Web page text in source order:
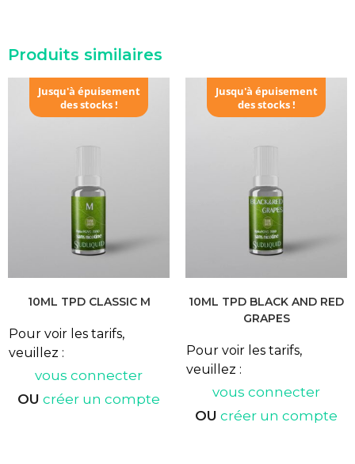
Produits similaires
Jusqu'à épuisement
des stocks !
10ML TPD CLASSIC M
Pour voir les tarifs,
veuillez :
vous connecter
OU créer un compte
Jusqu'à épuisement
des stocks !
10ML TPD BLACK AND RED
GRAPES
Pour voir les tarifs,
veuillez :
vous connecter
OU créer un compte